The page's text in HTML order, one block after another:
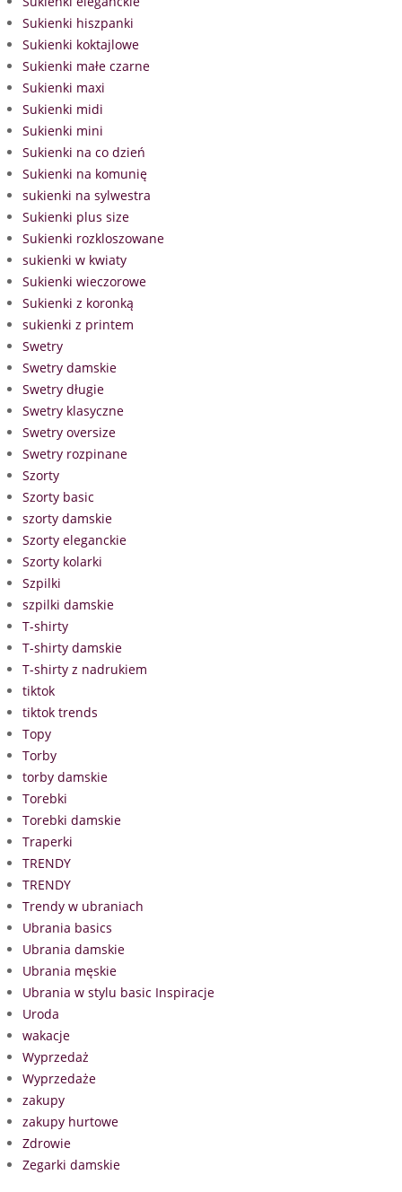
Sukienki hiszpanki
Sukienki koktajlowe
Sukienki małe czarne
Sukienki maxi
Sukienki midi
Sukienki mini
Sukienki na co dzień
Sukienki na komunię
sukienki na sylwestra
Sukienki plus size
Sukienki rozkloszowane
sukienki w kwiaty
Sukienki wieczorowe
Sukienki z koronką
sukienki z printem
Swetry
Swetry damskie
Swetry długie
Swetry klasyczne
Swetry oversize
Swetry rozpinane
Szorty
Szorty basic
szorty damskie
Szorty eleganckie
Szorty kolarki
Szpilki
szpilki damskie
T-shirty
T-shirty damskie
T-shirty z nadrukiem
tiktok
tiktok trends
Topy
Torby
torby damskie
Torebki
Torebki damskie
Traperki
TRENDY
TRENDY
Trendy w ubraniach
Ubrania basics
Ubrania damskie
Ubrania męskie
Ubrania w stylu basic Inspiracje
Uroda
wakacje
Wyprzedaż
Wyprzedaże
zakupy
zakupy hurtowe
Zdrowie
Zegarki damskie